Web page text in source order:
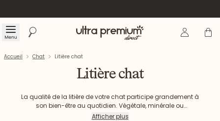
Menu Rechercher Accueil Se Panier
Accueil Chat Litière chat
Litière chat
La qualité de la litière de votre chat participe grandement à
son bien-être au quotidien. Végétale, minérale ou
agglomérante, il existe de nombreux types de litière pour
Afficher plus